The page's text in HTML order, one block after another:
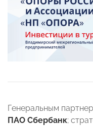
Генеральным
ПАО Сбербанк;